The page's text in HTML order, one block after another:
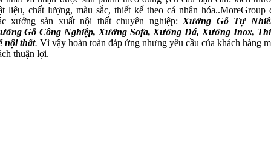
liệu, chất lượng, màu sắc, thiết kế theo cá nhân hóa..MoreGroup
xưởng sản xuất nội thất chuyên nghiệp: Xưởng Gỗ Tự
Gỗ Công Nghiệp, Xưởng Sofa, Xưởng Đá, Xưởng Inox,
nội thất. Vì vậy hoàn toàn đáp ứng nhưng yêu cầu của khách hàng
thuận lợi.